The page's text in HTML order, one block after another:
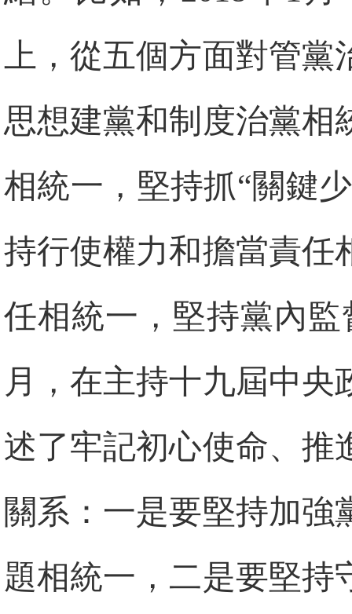
上，從五個方面對管黨
思想建黨和制度治黨相
相統一，堅持抓“關鍵
持行使權力和擔當責任
任相統一，堅持黨內
月，在主持十九屆中
述了牢記初心使命、推
關系：一是要堅持加強
題相統一，二是要堅持